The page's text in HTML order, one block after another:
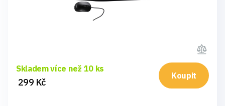
Skladem více než 10 ks
299 Kč
Koupit